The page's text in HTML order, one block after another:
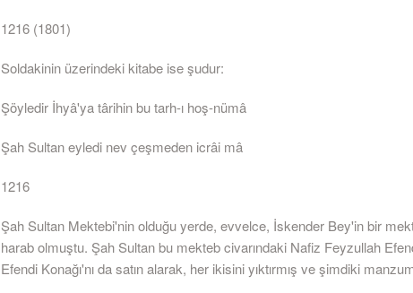
1216 (1801)
Soldakinin üzerindeki kitabe ise şudur:
Şöyledir İhyâ'ya târihin bu tarh-ı hoş-nümâ
Şah Sultan eyledi nev çeşmeden icrâi mâ
1216
Şah Sultan Mektebi'nin olduğu yerde, evvelce, İskender Bey'in bir
harab olmuştu. Şah Sultan bu mekteb civarındaki Nafiz Feyzullah
Efendi Konağı'nı da satın alarak, her ikisini yıktırmış ve şimdiki